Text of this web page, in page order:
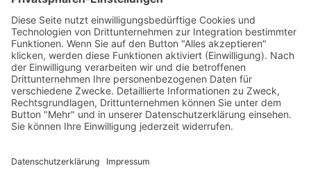
Tipps
Wissen
Strom Top30
F&A
News